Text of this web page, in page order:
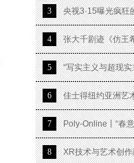
3 央视3·15曝光疯狂
4 张大千剧迹《仿王
5 “写实主义与超现
6 佳士得纽约亚洲艺
7 Poly-Online丨“春
8 XR技术与艺术创